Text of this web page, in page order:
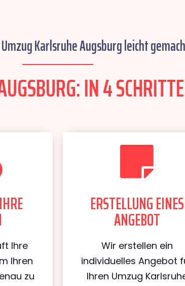
Karlsruhe Augsburg leicht
IN 4
Ihre
Ihren
zu
ERSTELLUNG EINES
ANGEBOT
Wir erstellen ein
individuelles Angebot
Ihren Umzug